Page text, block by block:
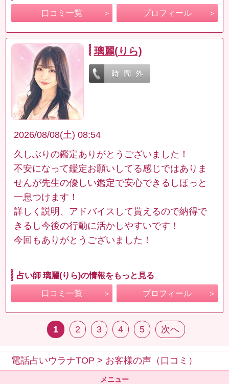
口コミ一覧 プロフィール
璃麗(りら)
2026/08/08(土) 08:54
久しぶりの鑑定ありがとうございました！
不安になって鑑定お願いしてる感じではありま
せんが先生の優しい鑑定で安心できるしほっと
一息つけます！
詳しく説明、アドバイスして貰えるので納得で
きるし今後の行動に活かしやすいです！
今回もありがとうございました！
占い師 璃麗(りら)の情報をもっと見る
口コミ一覧 プロフィール
1 2 3 4 5 次へ
電話占いウラナTOP > お客様の声（口コミ）
メニュー